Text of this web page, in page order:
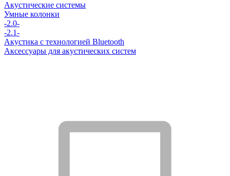
Акустические системы
Умные колонки
-2.0-
-2.1-
Акустика с технологией Bluetooth
Аксессуары для акустических систем